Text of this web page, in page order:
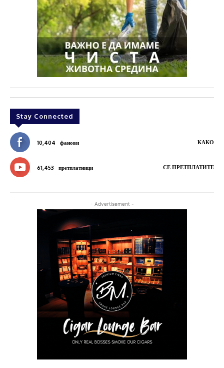
Stay Connected
10,404 фанови КАКО
61,453 претплатници СЕ ПРЕТПЛАТИТЕ
- Advertisement -